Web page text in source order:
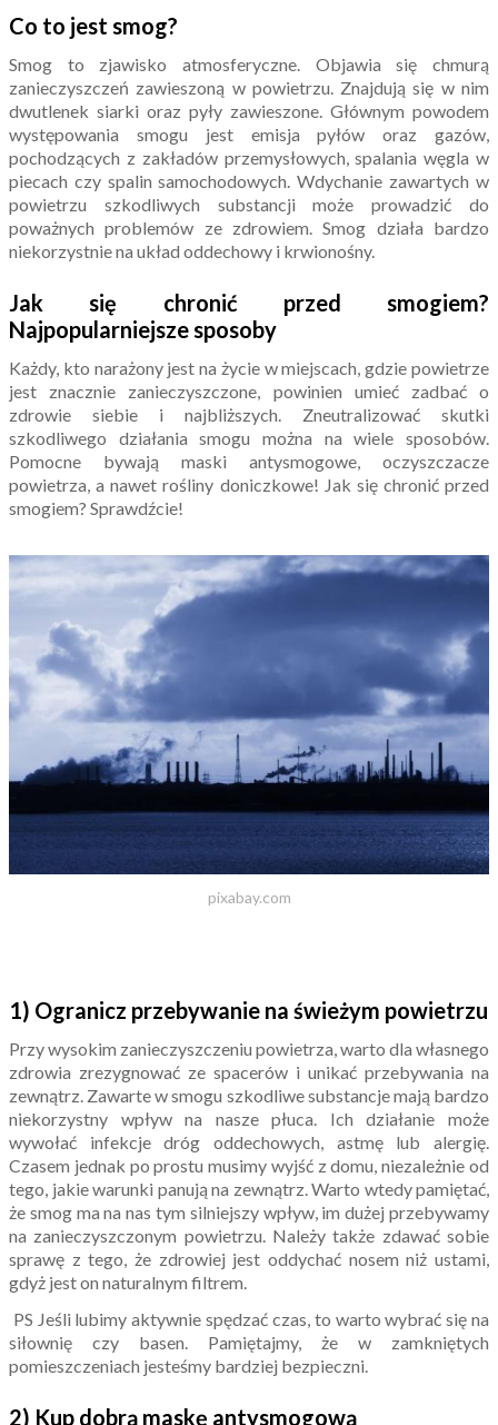
Co to jest smog?
Smog to zjawisko atmosferyczne. Objawia się chmurą
zanieczyszczeń zawieszoną w powietrzu. Znajdują się w nim
dwutlenek siarki oraz pyły zawieszone. Głównym powodem
występowania smogu jest emisja pyłów oraz gazów,
pochodzących z zakładów przemysłowych, spalania węgla w
piecach czy spalin samochodowych. Wdychanie zawartych w
powietrzu szkodliwych substancji może prowadzić do
poważnych problemów ze zdrowiem. Smog działa bardzo
niekorzystnie na układ oddechowy i krwionośny.
Jak się chronić przed smogiem?
Najpopularniejsze sposoby
Każdy, kto narażony jest na życie w miejscach, gdzie powietrze
jest znacznie zanieczyszczone, powinien umieć zadbać o
zdrowie siebie i najbliższych. Zneutralizować skutki
szkodliwego działania smogu można na wiele sposobów.
Pomocne bywają maski antysmogowe, oczyszczacze
powietrza, a nawet rośliny doniczkowe! Jak się chronić przed
smogiem? Sprawdźcie!
pixabay.com
1) Ogranicz przebywanie na świeżym powietrzu
Przy wysokim zanieczyszczeniu powietrza, warto dla własnego
zdrowia zrezygnować ze spacerów i unikać przebywania na
zewnątrz. Zawarte w smogu szkodliwe substancje mają bardzo
niekorzystny wpływ na nasze płuca. Ich działanie może
wywołać infekcje dróg oddechowych, astmę lub alergię.
Czasem jednak po prostu musimy wyjść z domu, niezależnie od
tego, jakie warunki panują na zewnątrz. Warto wtedy pamiętać,
że smog ma na nas tym silniejszy wpływ, im dużej przebywamy
na zanieczyszczonym powietrzu. Należy także zdawać sobie
sprawę z tego, że zdrowiej jest oddychać nosem niż ustami,
gdyż jest on naturalnym filtrem.
PS Jeśli lubimy aktywnie spędzać czas, to warto wybrać się na
siłownię czy basen. Pamiętajmy, że w zamkniętych
pomieszczeniach jesteśmy bardziej bezpieczni.
2) Kup dobrą maskę antysmogową